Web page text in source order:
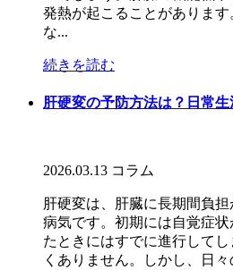
発熱が起こることがありま
な...
続きを読む
肝硬変の予防方法は？日常
2026.03.13 コラム
肝硬変は、肝臓に長期間負
病気です。初期には自覚症
たときにはすでに進行して
くありません。しかし、日